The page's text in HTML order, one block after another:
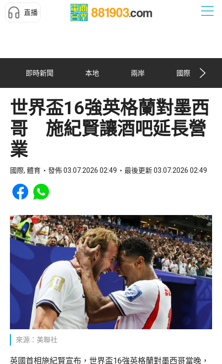
直播
即時新聞 本地 兩岸 國際
世界盃16強英格蘭對墨西
哥 施紀賢讓酒吧延長營
業
國際, 體育 發佈 03.07.2026 02:49 最後更新 03.07.2026 02:49
Share to Facebook
Share to WhatsApp
來源：美聯社
英國首相施紀賢宣布，世界盃16強英格蘭對墨西哥當晚，